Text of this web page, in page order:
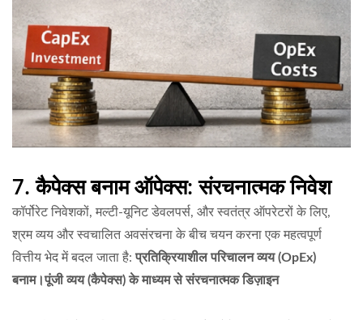
7. कैपेक्स बनाम ऑपेक्स: संरचनात्मक निवेश
कॉर्पोरेट निवेशकों, मल्टी-यूनिट डेवलपर्स, और स्वतंत्र ऑपरेटरों के लिए,
श्रम व्यय और स्वचालित अवसंरचना के बीच चयन करना एक महत्वपूर्ण
वित्तीय भेद में बदल जाता है:प्रतिक्रियाशील परिचालन व्यय (OpEx)
बनाम।पूंजी व्यय (कैपेक्स) के माध्यम से संरचनात्मक डिज़ाइन